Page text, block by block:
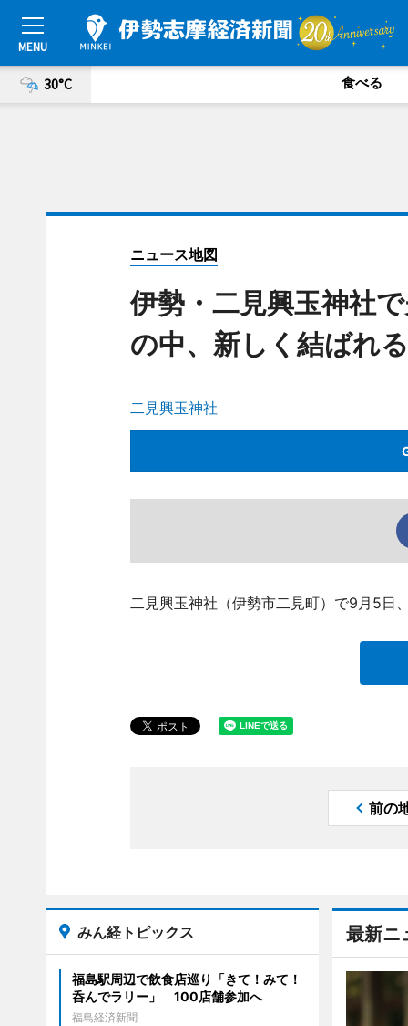
30°C 食べる
ニュース地図
伊勢・二見興玉神社
の中、新しく結ばれる
二見興玉神社
二見興玉神社（伊勢市二見町）で9月5日
前の
最新ニ
みん経トピックス
福島駅周辺で飲食店巡り「きて！みて！
呑んでラリー」 100店舗参加へ
福島経済新聞